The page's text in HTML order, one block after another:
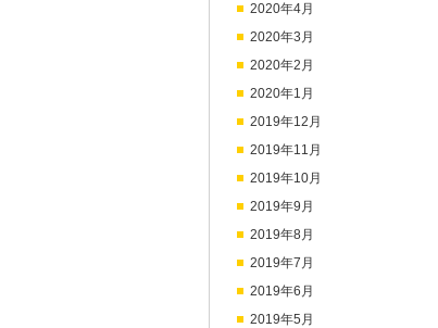
2020年4月
2020年3月
2020年2月
2020年1月
2019年12月
2019年11月
2019年10月
2019年9月
2019年8月
2019年7月
2019年6月
2019年5月